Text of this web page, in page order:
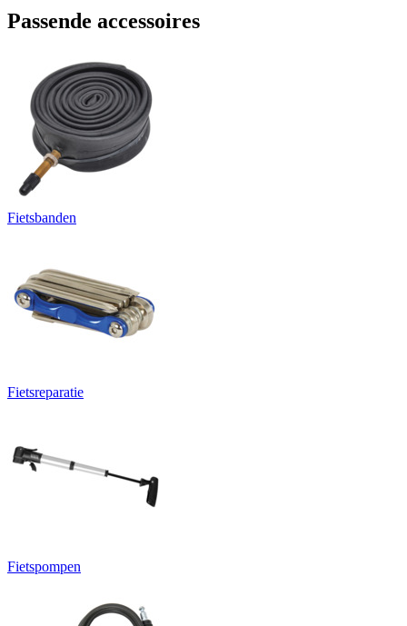
Passende accessoires
Fietsbanden
Fietsreparatie
Fietspompen